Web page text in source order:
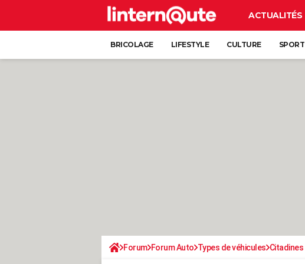
ACTUALITÉS
BRICOLAGE LIFESTYLE CULTURE SPORT
Forum Forum Auto Types de véhicules Citadines